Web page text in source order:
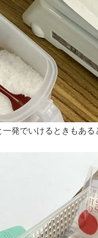
発でいけるときもある